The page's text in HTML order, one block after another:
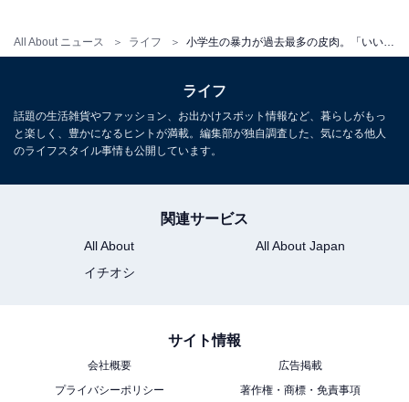
All About ニュース ライフ
東京都の小学校の先生は、こう話しています。
ライフ
話題の生活雑貨やファッション、お出かけスポット情報など、暮らしがもっ
と楽しく、豊かになるヒントが満載。編集部が独自調査した、気になる他人
のライフスタイル事情も公開しています。
関連サービス
All About
All About Japan
イチオシ
サイト情報
会社概要
広告掲載
プライバシーポリシー
著作権・商標・免責事項